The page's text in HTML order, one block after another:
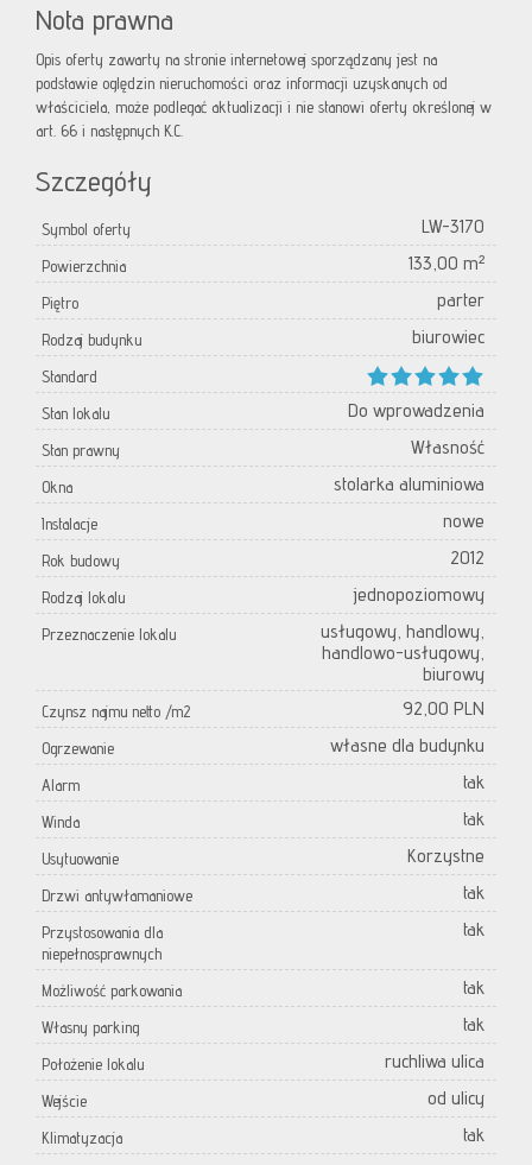
Nota prawna
Opis oferty zawarty na stronie internetowej sporządzany jest na
podstawie oględzin nieruchomości oraz informacji uzyskanych od
właściciela, może podlegać aktualizacji i nie stanowi oferty określonej w
art. 66 i następnych K.C.
Szczegóły
Symbol oferty LW-3170
Powierzchnia 133,00 m²
Piętro parter
Rodzaj budynku biurowiec
Standard
Stan lokalu
Do wprowadzenia
Stan prawny Własność
Okna stolarka aluminiowa
Instalacje nowe
Rok budowy 2012
Rodzaj lokalu jednopoziomowy
Przeznaczenie lokalu
usługowy, handlowy,
handlowo-usługowy,
biurowy
Czynsz najmu netto /m2 92,00 PLN
Ogrzewanie własne dla budynku
Alarm tak
Winda tak
Usytuowanie Korzystne
Drzwi antywłamaniowe tak
Przystosowania dla
niepełnosprawnych
tak
Możliwość parkowania tak
Własny parking tak
Położenie lokalu ruchliwa ulica
Wejście od ulicy
Klimatyzacja tak